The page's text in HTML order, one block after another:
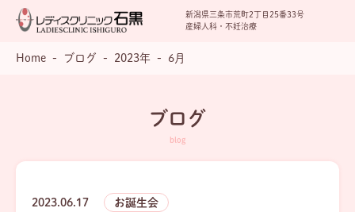
新潟県三条市荒町2丁目25番33号
産婦人科・不妊治療
Home ブログ 2023年 6月
ブログ
2023.06.17 お誕生会